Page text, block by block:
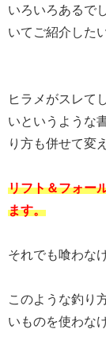
いろいろあるで
いてご紹介した
ヒラメがスレて
いというような
り方も併せて変
リフト＆フォー
ます。
それでも喰わな
このような釣り
いものを使わな